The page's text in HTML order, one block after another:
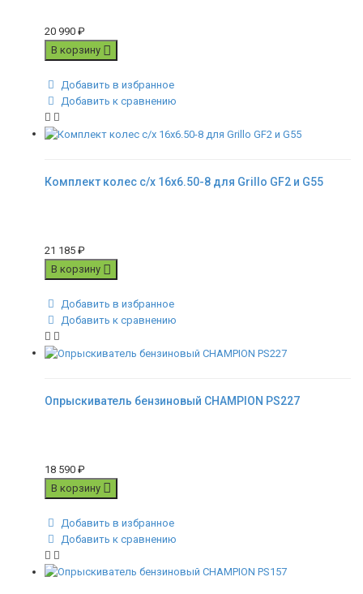
20 990 ₽
В корзину
Добавить в избранное
Добавить к сравнению
Комплект колес с/x 16x6.50-8 для Grillo GF2 и G55
21 185 ₽
В корзину
Добавить в избранное
Добавить к сравнению
Опрыскиватель бензиновый CHAMPION PS227
18 590 ₽
В корзину
Добавить в избранное
Добавить к сравнению